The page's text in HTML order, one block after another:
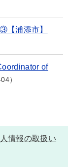
浦添市】
of
情報の取扱い